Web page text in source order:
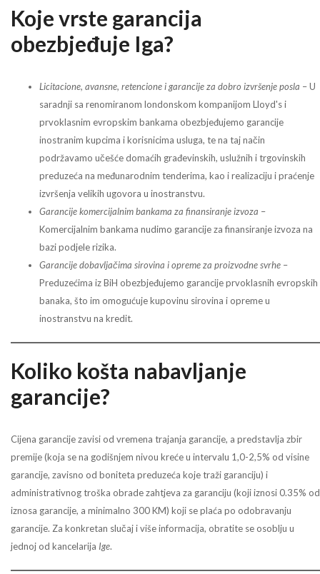
Koje vrste garancija
obezbjeđuje Iga?
Licitacione, avansne, retencione i garancije za dobro izvršenje posla – U
saradnji sa renomiranom londonskom kompanijom Lloyd's i
prvoklasnim evropskim bankama obezbjeđujemo garancije
inostranim kupcima i korisnicima usluga, te na taj način
podržavamo učešće domaćih građevinskih, uslužnih i trgovinskih
preduzeća na međunarodnim tenderima, kao i realizaciju i praćenje
izvršenja velikih ugovora u inostranstvu.
Garancije komercijalnim bankama za finansiranje izvoza –
Komercijalnim bankama nudimo garancije za finansiranje izvoza na
bazi podjele rizika.
Garancije dobavljačima sirovina i opreme za proizvodne svrhe –
Preduzećima iz BiH obezbjeđujemo garancije prvoklasnih evropskih
banaka, što im omogućuje kupovinu sirovina i opreme u
inostranstvu na kredit.
Koliko košta nabavljanje
garancije?
Cijena garancije zavisi od vremena trajanja garancije, a predstavlja zbir
premije (koja se na godišnjem nivou kreće u intervalu 1,0-2,5% od visine
garancije, zavisno od boniteta preduzeća koje traži garanciju) i
administrativnog troška obrade zahtjeva za garanciju (koji iznosi 0.35% od
iznosa garancije, a minimalno 300 KM) koji se plaća po odobravanju
garancije. Za konkretan slučaj i više informacija, obratite se osoblju u
jednoj od kancelarija Ige.